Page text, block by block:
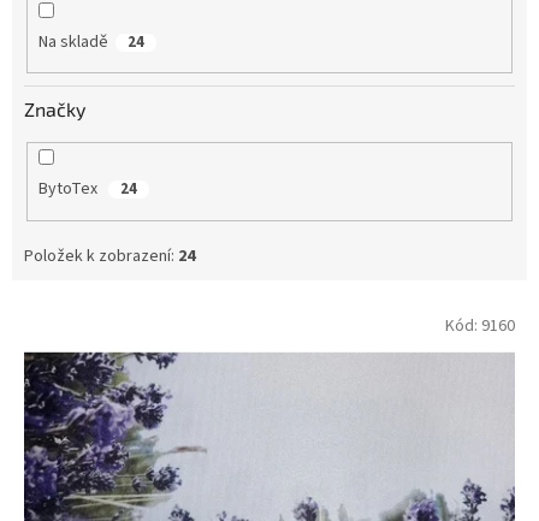
Na skladě 24
Značky
BytoTex 24
Položek k zobrazení: 24
p
p
Kód: 9160